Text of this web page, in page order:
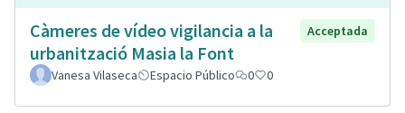
Càmeres de vídeo vigilancia a la
urbanització Masia la Font
Acceptada
Vanesa Vilaseca Espacio Público 0 0